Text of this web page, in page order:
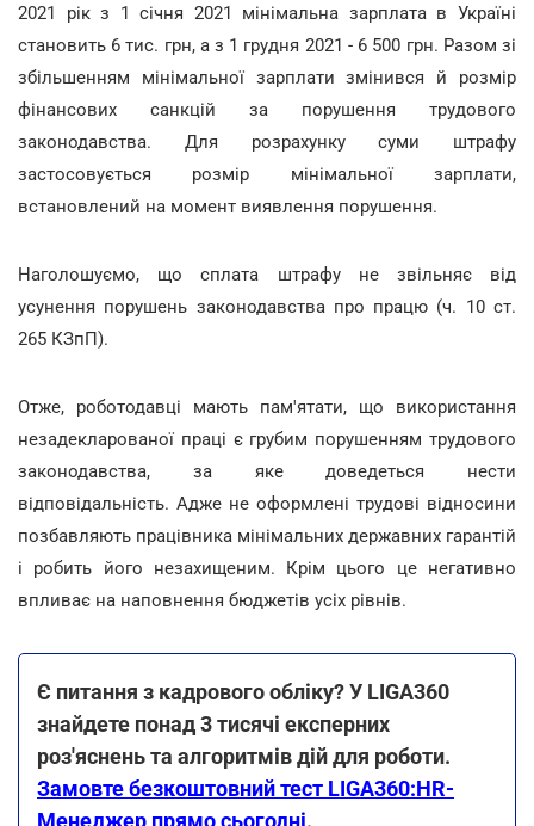
2021 рік з 1 січня 2021 мінімальна зарплата в Україні
становить 6 тис. грн, а з 1 грудня 2021 - 6 500 грн. Разом зі
збільшенням мінімальної зарплати змінився й розмір
фінансових санкцій за порушення трудового
законодавства. Для розрахунку суми штрафу
застосовується розмір мінімальної зарплати,
встановлений на момент виявлення порушення.
Наголошуємо, що сплата штрафу не звільняє від
усунення порушень законодавства про працю (ч. 10 ст.
265 КЗпП).
Отже, роботодавці мають пам'ятати, що використання
незадекларованої праці є грубим порушенням трудового
законодавства, за яке доведеться нести
відповідальність. Адже не оформлені трудові відносини
позбавляють працівника мінімальних державних гарантій
і робить його незахищеним. Крім цього це негативно
впливає на наповнення бюджетів усіх рівнів.
Є питання з кадрового обліку? У LIGA360
знайдете понад 3 тисячі експерних
роз'яснень та алгоритмів дій для роботи.
Замовте безкоштовний тест LIGA360:HR-
Менеджер прямо сьогодні.